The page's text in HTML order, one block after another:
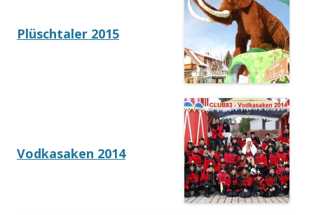
Plüschtaler 2015
Vodkasaken 2014